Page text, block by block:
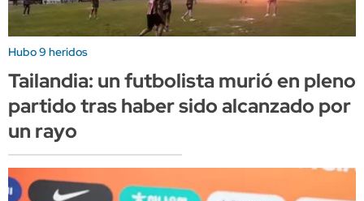
Hubo 9 heridos
Tailandia: un futbolista murió en pleno
partido tras haber sido alcanzado por
un rayo